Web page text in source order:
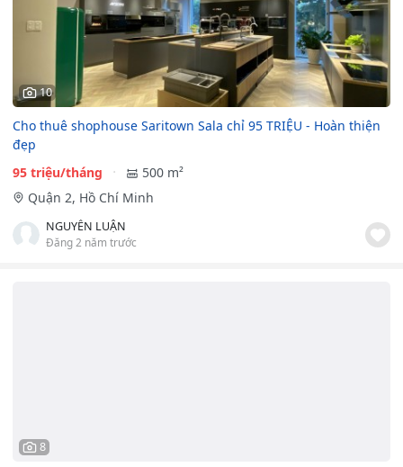
10
Cho thuê shophouse Saritown Sala chỉ 95 TRIỆU - Hoàn thiện
đẹp
95 triệu/tháng
500 m²
Quận 2, Hồ Chí Minh
NGUYỄN LUẬN
Đăng 2 năm trước
8